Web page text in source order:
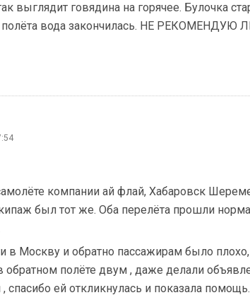
выглядит говядина на горячее. Булочка
вода закончилась. НЕ РЕКОМЕНДУЮ
компании ай флай, Хабаровск
был тот же. Оба перелёта прошли
в Москву и обратно пассажирам было
обратном полёте двум , даже делали
, спасибо ей откликнулась и показала помощь.